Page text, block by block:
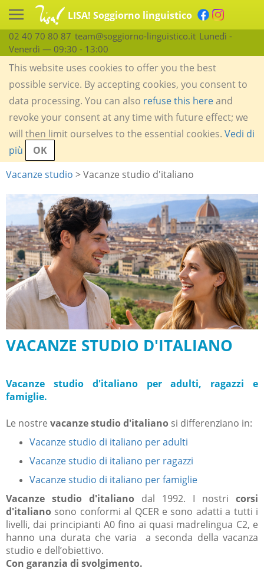
LISA! Soggiorno linguistico
02 40 70 80 87 team@soggiorno-linguistico.it Lunedì -
Venerdì — 09:30 - 13:00
This website uses cookies to offer you the best
possible service. By accepting cookies, you consent to
data processing. You can also refuse this hereand
revoke your consent at any time with future effect; we
will then limit ourselves to the essential cookies. Vedi di
più
OK
Vacanze studio > Vacanze studio d'italiano
VACANZE STUDIO D'ITALIANO
Vacanze studio d'italiano per adulti, ragazzi e
famiglie.
Le nostre vacanze studio d'italiano si differenziano in:
Vacanze studio di italiano per adulti
Vacanze studio di italiano per ragazzi
Vacanze studio di italiano per famiglie
Vacanze studio d'italiano dal 1992. I nostri corsi
d'italiano sono conformi al QCER e sono adatti a tutti i
livelli, dai principianti A0 fino ai quasi madrelingua C2, e
hanno una durata che varia a seconda della vacanza
studio e dell’obiettivo.
Con garanzia di svolgimento.